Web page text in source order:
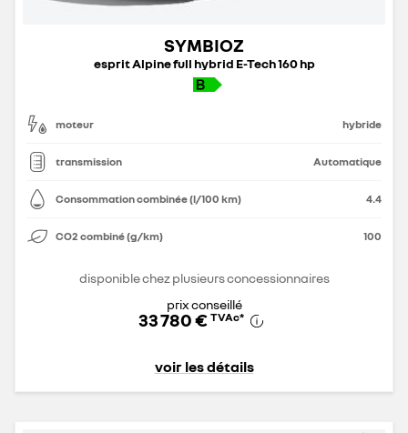
SYMBIOZ
esprit Alpine full hybrid E-Tech 160 hp
moteur hybride
transmission Automatique
Consommation combinée (l/100 km) 4.4
CO2 combiné (g/km) 100
disponible chez plusieurs concessionnaires
prix conseillé
33 780 € TVAc*
voir les détails